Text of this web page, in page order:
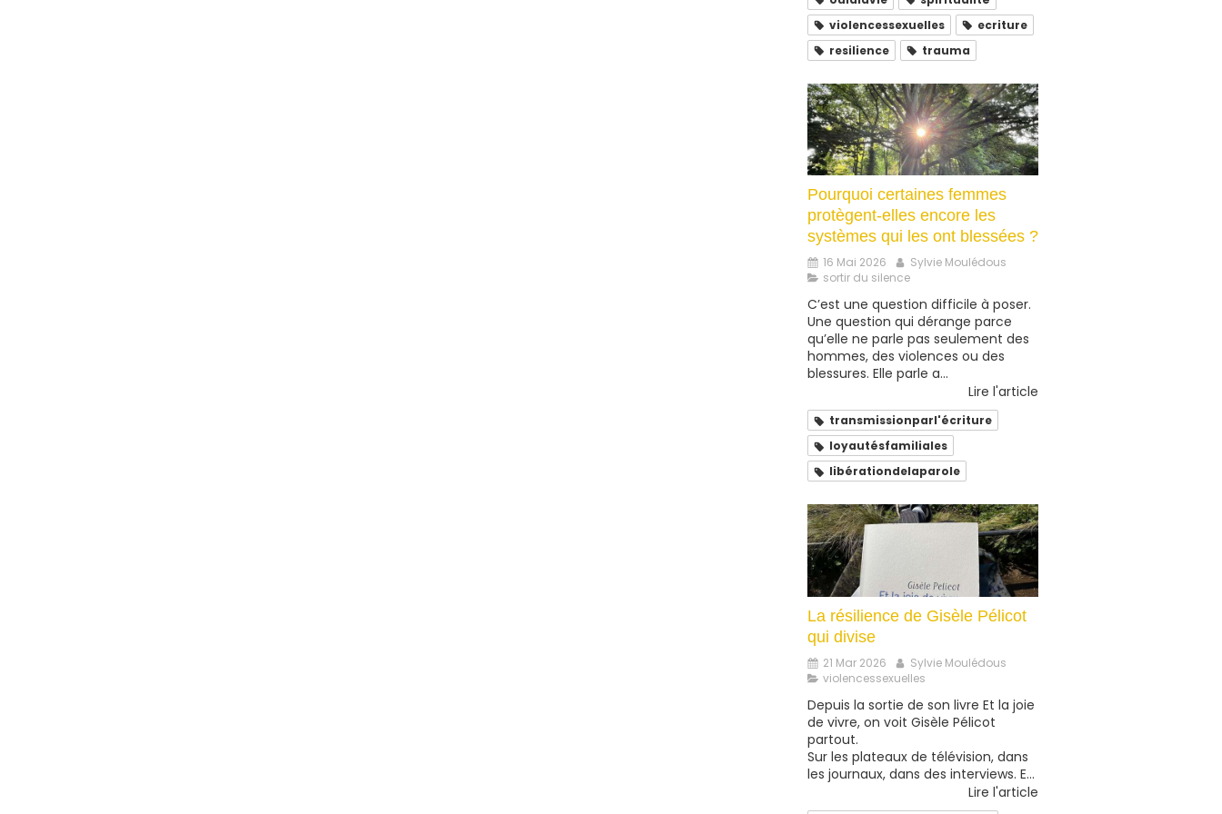
violencessexuelles
ecriture
resilience
trauma
Pourquoi certaines femmes
protègent-elles encore les
systèmes qui les ont blessées ?
16 Mai 2026
Sylvie Moulédous
sortir du silence
C’est une question difficile à poser.
Une question qui dérange parce
qu’elle ne parle pas seulement des
hommes, des violences ou des
blessures. Elle parle a...
Lire l'article
transmissionparl'écriture
loyautésfamiliales
libérationdelaparole
La résilience de Gisèle Pélicot
qui divise
21 Mar 2026
Sylvie Moulédous
violencessexuelles
Depuis la sortie de son livre Et la joie
de vivre, on voit Gisèle Pélicot
partout.
Sur les plateaux de télévision, dans
les journaux, dans des interviews. E...
Lire l'article